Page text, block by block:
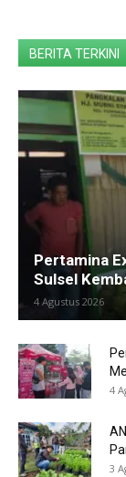
BERITA TERKINI
Pertamina
Sulsel
4 Agustus 2026
4
3